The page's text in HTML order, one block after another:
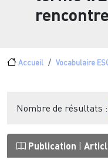
rencontre
Fil d'Ariane
Accueil Vocabulaire
Nombre de résultats :
Publication